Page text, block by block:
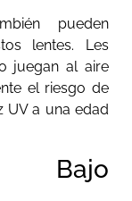
pueden
lentes. Les
juegan al aire
el riesgo de
UV a una edad
Bajo